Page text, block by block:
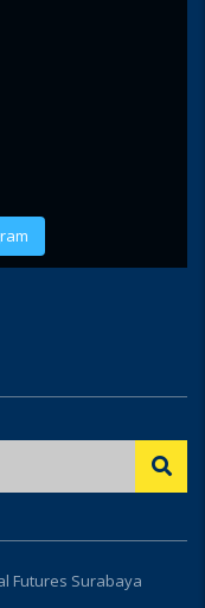
Futures Surabaya